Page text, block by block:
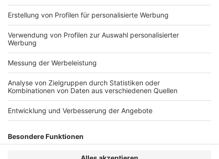
Die Rückkehrpflicht für Mietwagen gemäß § 49 Abs. 4 S.
3 PBefG verstößt nach wie vor weder gegen
Verfassungsrecht noch Unionsrecht. OLG Köln, Urteil
vom 9.5.2025 – 6 U 106/24 […]
WEITERLESEN
Wirtschaftsrecht